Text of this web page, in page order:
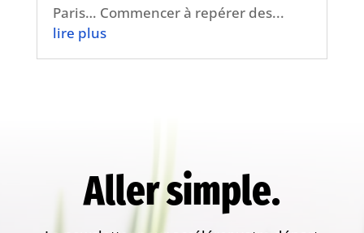
Paris… Commencer à repérer des...
lire plus
Aller simple.